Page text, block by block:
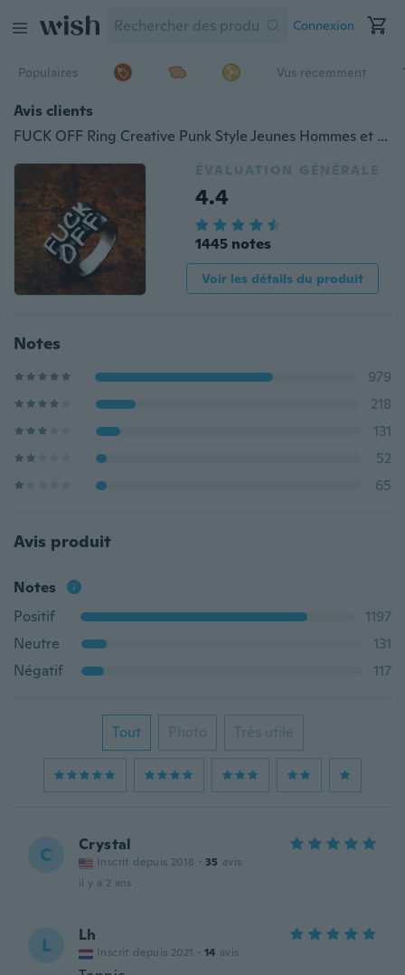
Connexion
Populaires Vus récemment
Avis clients
FUCK OFF Ring Creative Punk Style Jeunes Hommes et Femmes Accessoires de Fête
ÉVALUATION GÉNÉRALE
4.4
1445 notes
Voir les détails du produit
Notes
979
218
131
52
65
Avis produit
Notes
Positif
1197
Neutre
131
Négatif
117
Tout Photo Très utile
C Crystal
Inscrit depuis 2018 · 35 avis
il y a 2 ans
L Lh
Inscrit depuis 2021 · 14 avis